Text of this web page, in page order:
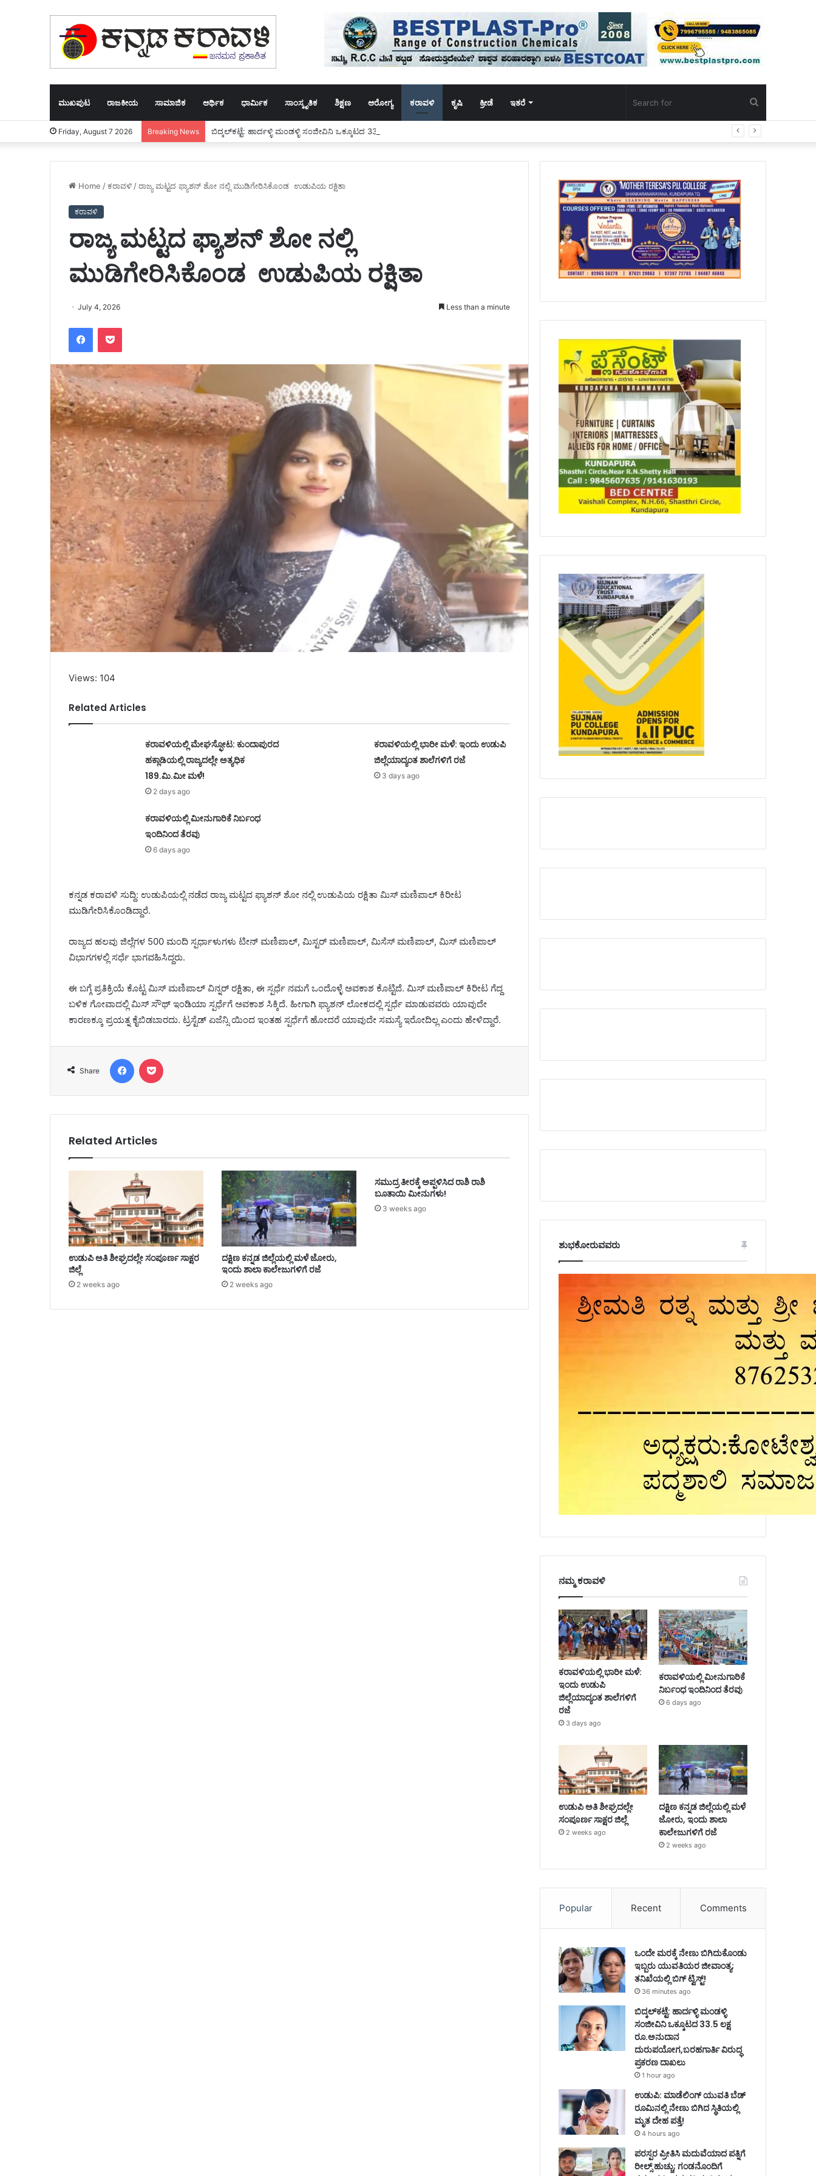
ಮುಖಪುಟ ರಾಜಕೀಯ ಸಾಮಾಜಿಕ ಆರ್ಥಿಕ ಧಾರ್ಮಿಕ ಸಾಂಸ್ಕೃತಿಕ ಶಿಕ್ಷಣ ಆರೋಗ್ಯ ಕರಾವಳಿ ಕೃಷಿ ಕ್ರೀಡೆ ಇತರೆ
for
Friday, August 7 2026 Breaking News ಬಿದ್ಕಲ್‌ಕಟ್ಟೆ: ಹಾರ್ದಳ್ಳಿ ಮಂಡಳ್ಳಿ ಸಂಜೀವಿನಿ ಒಕ್ಕೂಟದ 33.5 ಲಕ್ಷ ರೂ.ಅನುದಾನ ದುರುಪಯೋಗ,ಬರಹಗಾರ್ತಿ ವಿರುದ್ಧ ಪ್ರಕರಣ ದಾಖಲು
Home / ಕರಾವಳಿ / ರಾಜ್ಯ ಮಟ್ಟದ ಫ್ಯಾಶನ್ ಶೋ ನಲ್ಲಿ ಮುಡಿಗೇರಿಸಿಕೊಂಡ ಉಡುಪಿಯ ರಕ್ಷಿತಾ
ಕರಾವಳಿ
ರಾಜ್ಯ ಮಟ್ಟದ ಫ್ಯಾಶನ್ ಶೋ ನಲ್ಲಿ
ಮುಡಿಗೇರಿಸಿಕೊಂಡ ಉಡುಪಿಯ ರಕ್ಷಿತಾ
July 4, 2026 Less than a minute
FacebookPocket
Views: 104
Related Articles
ಕರಾವಳಿಯಲ್ಲಿ ಮೇಘಸ್ಫೋಟ: ಕುಂದಾಪುರದ
ಹಕ್ಲಾಡಿಯಲ್ಲಿ ರಾಜ್ಯದಲ್ಲೇ ಅತ್ಯಧಿಕ
189.ಮಿ.ಮೀ ಮಳೆ!
2 days ago
ಕರಾವಳಿಯಲ್ಲಿ ಭಾರೀ ಮಳೆ: ಇಂದು ಉಡುಪಿ
ಜಿಲ್ಲೆಯಾದ್ಯಂತ ಶಾಲೆಗಳಿಗೆ ರಜೆ
3 days ago
ಕರಾವಳಿಯಲ್ಲಿ ಮೀನುಗಾರಿಕೆ ನಿರ್ಬಂಧ
ಇಂದಿನಿಂದ ತೆರವು
6 days ago
ಕನ್ನಡ ಕರಾವಳಿ ಸುದ್ದಿ: ಉಡುಪಿಯಲ್ಲಿ ನಡೆದ ರಾಜ್ಯ ಮಟ್ಟದ ಫ್ಯಾಶನ್ ಶೋ ನಲ್ಲಿ ಉಡುಪಿಯ ರಕ್ಷಿತಾ ಮಿಸ್ ಮಣಿಪಾಲ್ ಕಿರೀಟ
ಮುಡಿಗೇರಿಸಿಕೊಂಡಿದ್ದಾರೆ.
ರಾಜ್ಯದ ಹಲವು ಜಿಲ್ಲೆಗಳ 500 ಮಂದಿ ಸ್ಪರ್ಧಾಳುಗಳು ಟೀನ್ ಮಣಿಪಾಲ್, ಮಿಸ್ಟರ್ ಮಣಿಪಾಲ್, ಮಿಸೆಸ್ ಮಣಿಪಾಲ್, ಮಿಸ್ ಮಣಿಪಾಲ್
ವಿಭಾಗಗಳಲ್ಲಿ ಸರ್ಧೆ ಭಾಗವಹಿಸಿದ್ದರು.
ಈ ಬಗ್ಗೆ ಪ್ರತಿಕ್ರಿಯೆ ಕೊಟ್ಟ ಮಿಸ್ ಮಣಿಪಾಲ್ ವಿನ್ನರ್ ರಕ್ಷಿತಾ, ಈ ಸ್ಪರ್ಧೆ ನಮಗೆ ಒಂದೊಳ್ಳೆ ಅವಕಾಶ ಕೊಟ್ಟಿದೆ. ಮಿಸ್ ಮಣಿಪಾಲ್ ಕಿರೀಟ ಗೆದ್ದ
ಬಳಿಕ ಗೋವಾದಲ್ಲಿ ಮಿಸ್ ಸೌಥ್ ಇಂಡಿಯಾ ಸ್ಪರ್ಧೆಗೆ ಅವಕಾಶ ಸಿಕ್ಕಿದೆ. ಹೀಗಾಗಿ ಫ್ಯಾಶನ್ ಲೋಕದಲ್ಲಿ ಸ್ಪರ್ಧೆ ಮಾಡುವವರು ಯಾವುದೇ
ಕಾರಣಕ್ಕೂ ಪ್ರಯತ್ನ ಕೈಬಿಡಬಾರದು.‌ ಟ್ರಸ್ಟೆಡ್ ಏಜೆನ್ಸಿ ಯಿಂದ ಇಂತಹ ಸ್ಪರ್ಧೆಗೆ ಹೋದರೆ ಯಾವುದೇ ಸಮಸ್ಯೆ ಇರೋದಿಲ್ಲ ಎಂದು ಹೇಳಿದ್ದಾರೆ.
Share
Facebook
Related Articles
ಉಡುಪಿ ಅತಿ ಶೀಘ್ರದಲ್ಲೇ ಸಂಪೂರ್ಣ ಸಾಕ್ಷರ
ಜಿಲ್ಲೆ
2 weeks ago
ದಕ್ಷಿಣ ಕನ್ನಡ ಜಿಲ್ಲೆಯಲ್ಲಿ ಮಳೆ ಜೋರು,
ಇಂದು ಶಾಲಾ ಕಾಲೇಜುಗಳಿಗೆ ರಜೆ
2 weeks ago
ಸಮುದ್ರ ತೀರಕ್ಕೆ ಅಪ್ಪಳಿಸಿದ ರಾಶಿ ರಾಶಿ
ಬೂತಾಯಿ ಮೀನುಗಳು!
3 weeks ago
ಶುಭಕೋರುವವರು
ನಮ್ಮ ಕರಾವಳಿ
ಕರಾವಳಿಯಲ್ಲಿ ಭಾರೀ ಮಳೆ:
ಇಂದು ಉಡುಪಿ
ಜಿಲ್ಲೆಯಾದ್ಯಂತ ಶಾಲೆಗಳಿಗೆ
ರಜೆ
3 days ago
ಕರಾವಳಿಯಲ್ಲಿ ಮೀನುಗಾರಿಕೆ
ನಿರ್ಬಂಧ ಇಂದಿನಿಂದ ತೆರವು
6 days ago
ಉಡುಪಿ ಅತಿ ಶೀಘ್ರದಲ್ಲೇ
ಸಂಪೂರ್ಣ ಸಾಕ್ಷರ ಜಿಲ್ಲೆ
2 weeks ago
ದಕ್ಷಿಣ ಕನ್ನಡ ಜಿಲ್ಲೆಯಲ್ಲಿ ಮಳೆ
ಜೋರು, ಇಂದು ಶಾಲಾ
ಕಾಲೇಜುಗಳಿಗೆ ರಜೆ
2 weeks ago
Popular Recent Comments
ಒಂದೇ ಮರಕ್ಕೆ ನೇಣು ಬಿಗಿದುಕೊಂಡು
ಇಬ್ಬರು ಯುವತಿಯರ ಜೀವಾಂತ್ಯ;
ತನಿಖೆಯಲ್ಲಿ ಬಿಗ್ ಟ್ವಿಸ್ಟ್!
36 minutes ago
ಬಿದ್ಕಲ್‌ಕಟ್ಟೆ: ಹಾರ್ದಳ್ಳಿ ಮಂಡಳ್ಳಿ
ಸಂಜೀವಿನಿ ಒಕ್ಕೂಟದ 33.5 ಲಕ್ಷ
ರೂ.ಅನುದಾನ
ದುರುಪಯೋಗ,ಬರಹಗಾರ್ತಿ ವಿರುದ್ಧ
ಪ್ರಕರಣ ದಾಖಲು
1 hour ago
ಉಡುಪಿ: ಮಾಡೆಲಿಂಗ್ ಯುವತಿ ಬೆಡ್
ರೂಮಿನಲ್ಲಿ ನೇಣು ಬಿಗಿದ ಸ್ಥಿತಿಯಲ್ಲಿ
ಮೃತ ದೇಹ ಪತ್ತೆ!
4 hours ago
ಪರಸ್ಪರ ಪ್ರೀತಿಸಿ ಮದುವೆಯಾದ ಪತ್ನಿಗೆ
ರೀಲ್ಸ್ ಹುಚ್ಚು; ಗಂಡನೊಂದಿಗೆ